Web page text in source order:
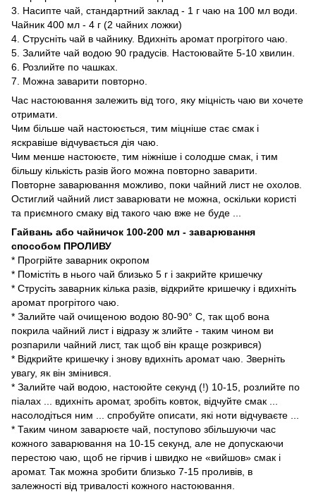
3. Насипте чай, стандартний заклад - 1 г чаю на 100 мл води.
Чайник 400 мл - 4 г (2 чайних ложки)
4. Струсніть чай в чайнику. Вдихніть аромат прогрітого чаю.
5. Залийте чай водою 90 градусів. Настоювайте 5-10 хвилин.
6. Розлийте по чашках.
7. Можна заварити повторно.
Час настоювання залежить від того, яку міцність чаю ви хочете
отримати.
Чим більше чай настоюється, тим міцніше стає смак і
яскравіше відчувається дія чаю.
Чим менше настоюєте, тим ніжніше і солодше смак, і тим
більшу кількість разів його можна повторно заварити.
Повторне заварювання можливо, поки чайний лист не охолов.
Остиглий чайний лист заварювати не можна, оскільки користі
та приємного смаку від такого чаю вже не буде ...
Гайвань або чайничок 100-200 мл - заварювання
способом ПРОЛИВУ
* Прогрійте заварник окропом
* Помістіть в нього чай близько 5 г і закрийте кришечку
* Струсіть заварник кілька разів, відкрийте кришечку і вдихніть
аромат прогрітого чаю.
* Залийте чай очищеною водою 80-90° С, так щоб вона
покрила чайний лист і відразу ж злийте - таким чином ви
розпарили чайний лист, так щоб він краще розкрився)
* Відкрийте кришечку і знову вдихніть аромат чаю. Зверніть
увагу, як він змінився.
* Залийте чай водою, настоюйте секунд (!) 10-15, розлийте по
піалах ... вдихніть аромат, зробіть ковток, відчуйте смак ...
насолодіться ним ... спробуйте описати, які ноти відчуваєте ...
* Таким чином заварюєте чай, поступово збільшуючи час
кожного заварювання на 10-15 секунд, але не допускаючи
перестою чаю, щоб не гірчив і швидко не «вийшов» смак і
аромат. Так можна зробити близько 7-15 проливів, в
залежності від тривалості кожного настоювання.